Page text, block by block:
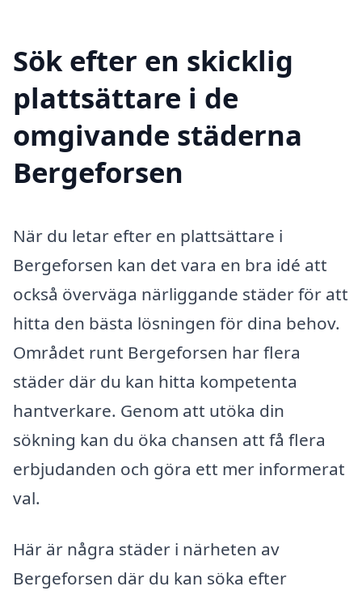
Sök efter en skicklig
plattsättare i de
omgivande städerna
Bergeforsen
När du letar efter en plattsättare i
Bergeforsen kan det vara en bra idé att
också överväga närliggande städer för att
hitta den bästa lösningen för dina behov.
Området runt Bergeforsen har flera
städer där du kan hitta kompetenta
hantverkare. Genom att utöka din
sökning kan du öka chansen att få flera
erbjudanden och göra ett mer informerat
val.
Här är några städer i närheten av
Bergeforsen där du kan söka efter